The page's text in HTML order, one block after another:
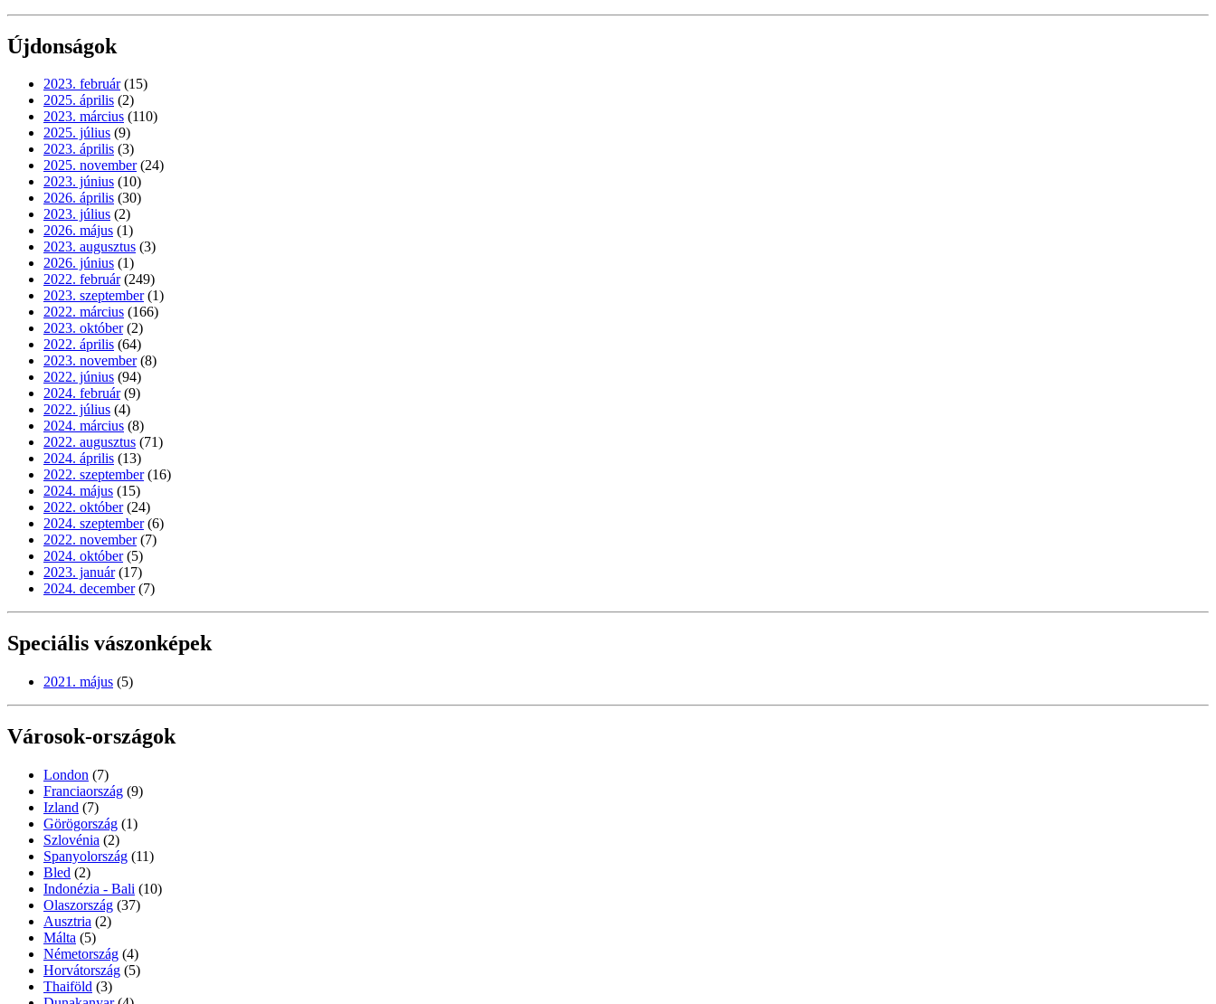
Újdonságok
2023. február (15)
2025. április (2)
2023. március (110)
2025. július (9)
2023. április (3)
2025. november (24)
2023. június (10)
2026. április (30)
2023. július (2)
2026. május (1)
2023. augusztus (3)
2026. június (1)
2022. február (249)
2023. szeptember (1)
2022. március (166)
2023. október (2)
2022. április (64)
2023. november (8)
2022. június (94)
2024. február (9)
2022. július (4)
2024. március (8)
2022. augusztus (71)
2024. április (13)
2022. szeptember (16)
2024. május (15)
2022. október (24)
2024. szeptember (6)
2022. november (7)
2024. október (5)
2023. január (17)
2024. december (7)
Speciális vászonképek
2021. május (5)
Városok-országok
London (7)
Franciaország (9)
Izland (7)
Görögország (1)
Szlovénia (2)
Spanyolország (11)
Bled (2)
Indonézia - Bali (10)
Olaszország (37)
Ausztria (2)
Málta (5)
Németország (4)
Horvátország (5)
Thaiföld (3)